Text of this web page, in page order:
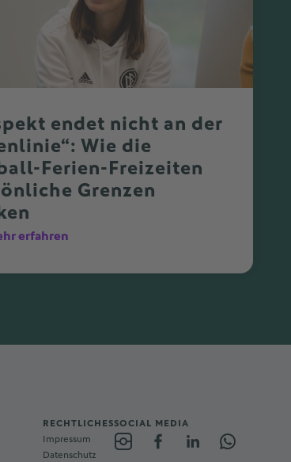
endet nicht an der
Wie die
Ferien-Freizeiten
Grenzen
erfahren
RECHTLICHES
Impressum
Datenschutz
SOCIAL MEDIA